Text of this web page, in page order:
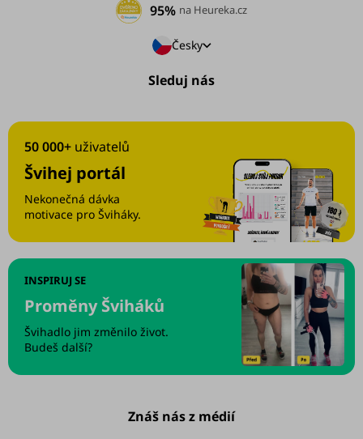
Sleduj nás
95% na Heureka.cz
Česky
50 000+ uživatelů
Švihej portál
Nekonečná dávka
motivace pro Šviháky.
INSPIRUJ SE
Proměny Šviháků
Švihadlo jim změnilo život.
Budeš další?
Znáš nás z médií